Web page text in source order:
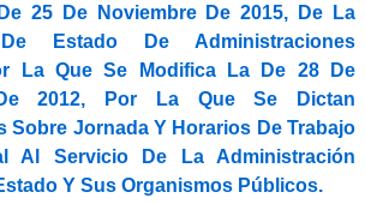
25 De Noviembre De 2015, De La
Estado De Administraciones
La Que Se Modifica La De 28 De
2012, Por La Que Se Dictan
Sobre Jornada Y Horarios De Trabajo
Al Servicio De La Administración
Y Sus Organismos Públicos.